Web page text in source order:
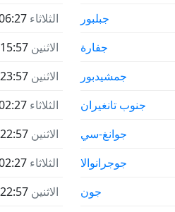
الثلاثاء
الاثنين 15:57
الاثنين 23:57
الثلاثاء
الاثنين 22:57
الثلاثاء
الاثنين 22:57
جبلبور
جفارة
جمشيدبور
جنوب تانغيران
جوانغ-سي
جوجرانوالا
جون